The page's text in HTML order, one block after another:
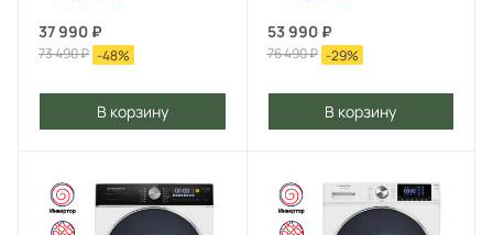
37 990 ₽
73 490₽ -48%
В корзину
53 990₽
76 490₽ -29%
В корзину